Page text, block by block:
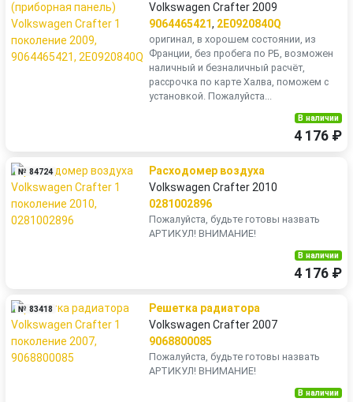
Volkswagen Crafter 2009
9064465421, 2E0920840Q
оригинал, в хорошем состоянии, из
Франции, без пробега по РБ, возможен
наличный и безналичный расчёт,
рассрочка по карте Халва, поможем с
установкой. Пожалуйста...
В наличии
4 176 ₽
№ 84724
Расходомер воздуха
Volkswagen Crafter 2010
0281002896
Пожалуйста, будьте готовы назвать
АРТИКУЛ! ВНИМАНИЕ!
В наличии
4 176 ₽
№ 83418
Решетка радиатора
Volkswagen Crafter 2007
9068800085
Пожалуйста, будьте готовы назвать
АРТИКУЛ! ВНИМАНИЕ!
В наличии